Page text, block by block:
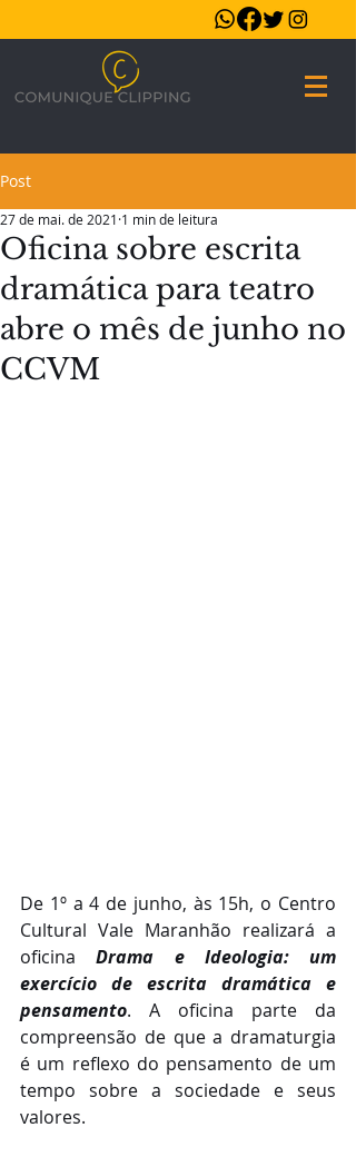
Post
Oficina sobre escrita
dramática para teatro
abre o mês de junho no
CCVM
27 de mai. de 2021 1 min de leitura
De 1º a 4 de junho, às 15h, o Centro
Cultural Vale Maranhão realizará a
oficina Drama e Ideologia: um
exercício de escrita dramática e
pensamento. A oficina parte da
compreensão de que a dramaturgia
é um reflexo do pensamento de um
tempo sobre a sociedade e seus
valores.